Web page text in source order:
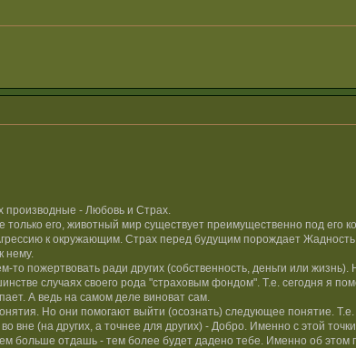
производные - Любовь и Страх.
его, животный мир существует преимущественно под его
к окружающим. Страх перед будущим порождает Жадность
нему.
то пожертвовать ради других (собственность, деньги или
случаях своего рода "страховым фондом". Т.е. сегодня я
А ведь на самом деле виноват сам.
Но они помогают выйти (осознать) следующее понятие.
вне (на других, а точнее для других) - Добро. Именно с этой
больше отдашь - тем более будет дадено тебе. Именно об